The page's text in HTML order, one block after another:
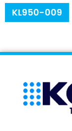
KL950-009